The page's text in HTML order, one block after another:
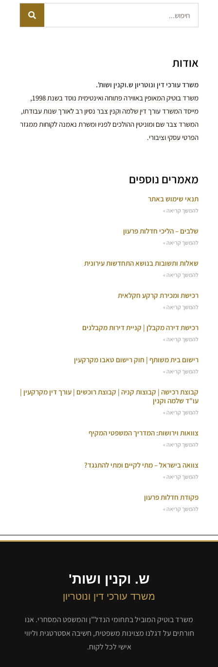
אודות
משרד עורכי דין ונוטריון ש.וקנין ושות'.
משרד בוטיק המאופין באווירה פתוחה ואינטימית נוסד בשנת 1998,
מייסד המשרד עורך דין שלמה וקנין צבר נסיון רב לאורך שנות עבודתו,
המשרד צבר שם ומוניטין ההולכים לפניו ומשרת נאמנה לקוחות ממגזר
הפרטי עסקי וציבורי.
מאמרים נוספים
תנאי שימוש באתר
להמשך קריאה »
שלבים – הליכי חדלות פרעון
להמשך קריאה »
שאלות ותשובות בנושא התחדשות עירונית
להמשך קריאה »
רכישת ומכירת קרקע חקלאית
להמשך קריאה »
רכישת דירה מקבלן | קניית דירות מקבלנים
להמשך קריאה »
רישום בית משותף | חוק רישום טאבו מקרקעין
להמשך קריאה »
קבוצת רכישה | קבוצות קניה | קבוצת רוכשים | עורך דין מקרקעין |
עו"ד שלמה וקנין
להמשך קריאה »
צוואות וירושות: המדריך המשפטי המקיף
להמשך קריאה »
צוואה בישראל – מתי לקיים ומתי להתנגד?
להמשך קריאה »
פקודת חדלות פרעון
להמשך קריאה »
ש. וקנין ושות'
משרד עורכי דין ונוטריון
משרד בוטיק המוביל בתחומי הנדל"ן והמשפט המסחרי. אנו
חורתים על דגלנו מצוינות משפטית, חשיבה אסטרטגית וליווי
אישי לכל לקוח.